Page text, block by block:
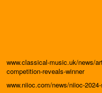
www.classical-music.uk/news/
competition-reveals-winner
www.niioc.com/news/niioc-